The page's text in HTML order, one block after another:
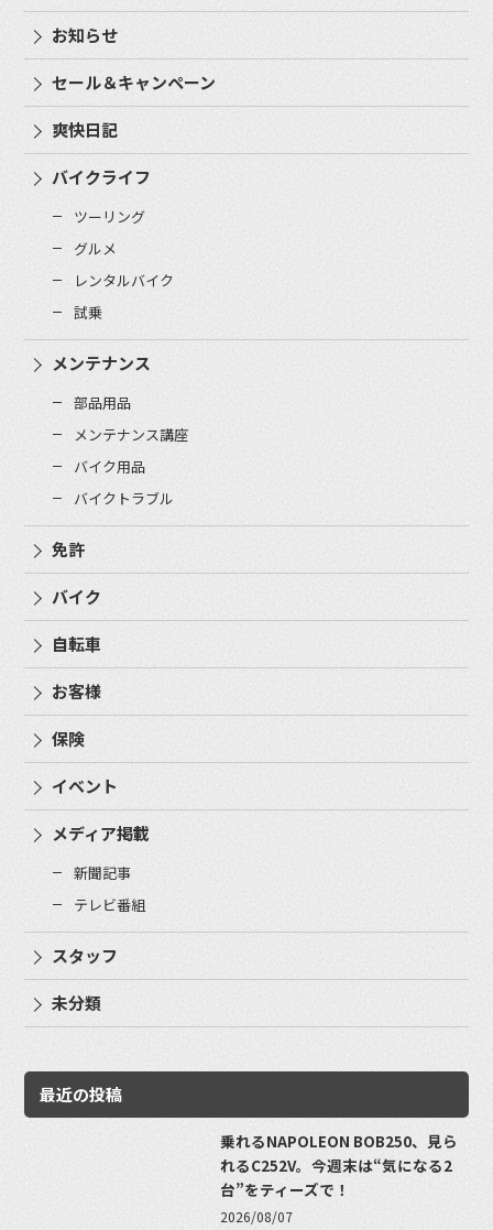
お知らせ
セール＆キャンペーン
爽快日記
バイクライフ
ツーリング
グルメ
レンタルバイク
試乗
メンテナンス
部品用品
メンテナンス講座
バイク用品
バイクトラブル
免許
バイク
自転車
お客様
保険
イベント
メディア掲載
新聞記事
テレビ番組
スタッフ
未分類
最近の投稿
乗れるNAPOLEON BOB250、見ら
れるC252V。今週末は“気になる2
台”をティーズで！
2026/08/07